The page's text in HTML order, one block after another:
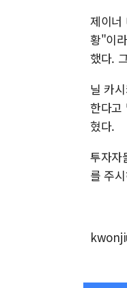
제이너
황"이
했다.
닐 카
한다고
혔다.
투자자
를 주